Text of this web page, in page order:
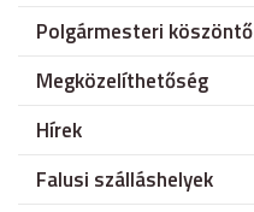
Polgármesteri köszöntő
Megközelíthetőség
Hírek
Falusi szálláshelyek